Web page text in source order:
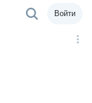
Войти